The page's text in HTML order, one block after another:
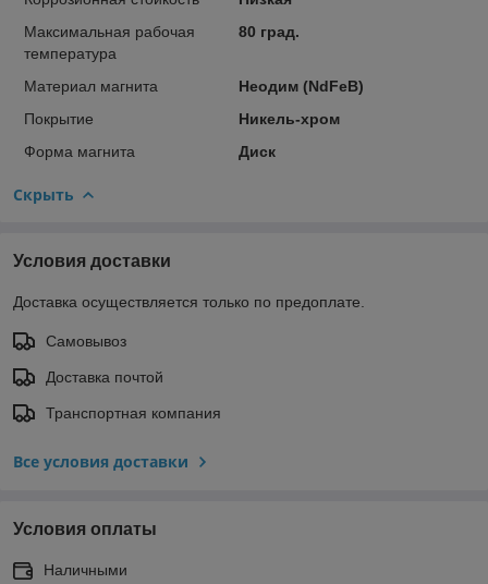
Максимальная рабочая
температура
80 град.
Материал магнита
Неодим (NdFeB)
Покрытие
Никель-хром
Форма магнита
Диск
Скрыть
Условия доставки
Доставка осуществляется только по предоплате.
Самовывоз
Доставка почтой
Транспортная компания
Все условия доставки
Условия оплаты
Наличными